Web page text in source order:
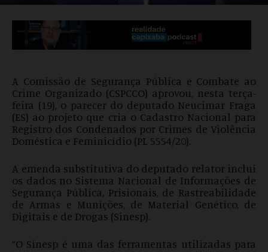
A Comissão de Segurança Pública e Combate ao
Crime Organizado (CSPCCO) aprovou, nesta terça-
feira (19), o parecer do deputado Neucimar Fraga
(ES) ao projeto que cria o Cadastro Nacional para
Registro dos Condenados por Crimes de Violência
Doméstica e Feminicídio (PL 5554/20).
A emenda substitutiva do deputado relator inclui
os dados no Sistema Nacional de Informações de
Segurança Pública, Prisionais, de Rastreabilidade
de Armas e Munições, de Material Genético, de
Digitais e de Drogas (Sinesp).
“O Sinesp é uma das ferramentas utilizadas para